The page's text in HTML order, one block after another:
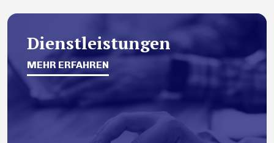
Dienstleistungen
MEHR ERFAHREN